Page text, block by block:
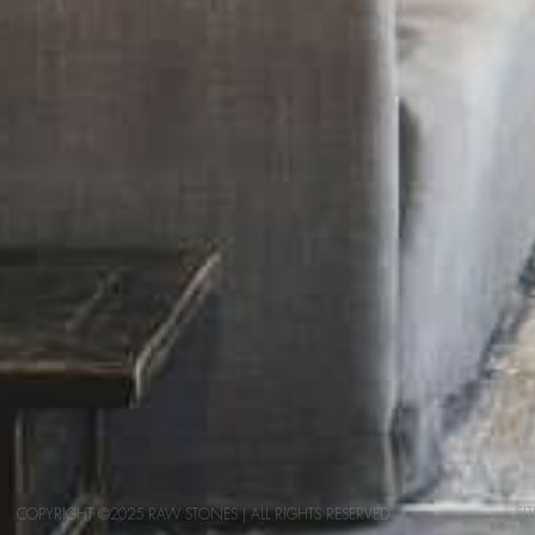
COPYRIGHT ©2025 RAW STONES | ALL RIGHTS RESERVED